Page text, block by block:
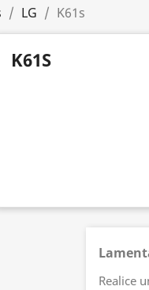
LG K61s
K61S
Realice